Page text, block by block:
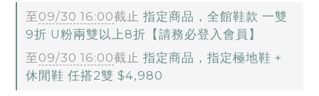
至09/30 16:00截止 指定商品，全館鞋款 一雙
9折 U粉兩雙以上8折【請務必登入會員】
至09/30 16:00截止 指定商品，指定極地鞋 +
休閒鞋 任搭2雙 $4,980